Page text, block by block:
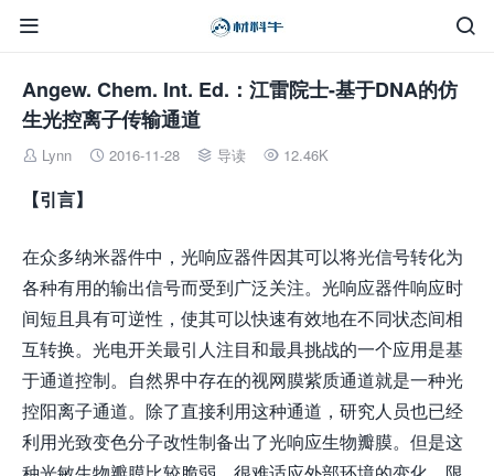


Angew. Chem. Int. Ed.：江雷院士-基于DNA的仿
生光控离子传输通道
 Lynn  2016-11-28  导读  12.46K
【引言】
在众多纳米器件中，光响应器件因其可以将光信号转化为
各种有用的输出信号而受到广泛关注。光响应器件响应时
间短且具有可逆性，使其可以快速有效地在不同状态间相
互转换。光电开关最引人注目和最具挑战的一个应用是基
于通道控制。自然界中存在的视网膜紫质通道就是一种光
控阳离子通道。除了直接利用这种通道，研究人员也已经
利用光致变色分子改性制备出了光响应生物瓣膜。但是这